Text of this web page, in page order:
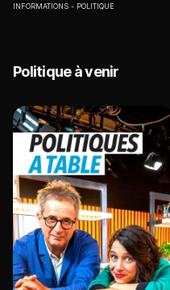
INFORMATIONS POLITIQUE
Politique à venir